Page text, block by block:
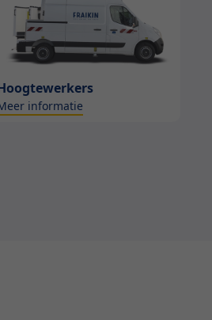
informatie